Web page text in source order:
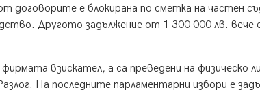
договорите е блокирана по сметка на частен
Другото задължение от 1 300 000 лв. вече
взискател, а са преведени на физическо
На последните парламентарни избори е